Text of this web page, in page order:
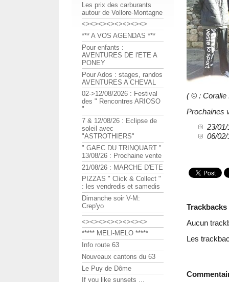
( © : Coralie
Prochaines
23/
06/
Trackbacks
Aucun
Les
Les prix des carburants
autour de Vollore-Montagne
<><><><><><><><>
*** A VOS AGENDAS ***
Pour enfants :
AVENTURES DE l'ETE A
PONEY
Pour Ados : stages, randos
AVENTURES A CHEVAL
02->12/08/2026 : Festival
des " Rencontres ARIOSO
"
7 & 12/08/26 : Eclipse de
soleil avec
"ASTROTHIERS"
" GAEC DU TRINQUART "
13/08/26 : Prochaine vente
21/08/26 : MARCHE D'ETE
PIZZAS " Click & Collect "
: les vendredis et samedis
Dimanche soir V-M:
Crep'yo
<><><><><><><><>
***** MELI-MELO *****
Info route 63
Nouveaux cantons du 63
Le Puy de Dôme
If you like sunsets ...